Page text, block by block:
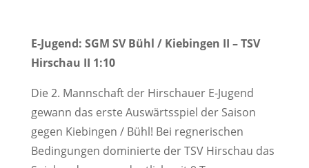
E-Jugend: SGM SV Bühl / Kiebingen II – TSV
Hirschau II 1:10
Die 2. Mannschaft der Hirschauer E-Jugend
gewann das erste Auswärtsspiel der Saison
gegen Kiebingen / Bühl! Bei regnerischen
Bedingungen dominierte der TSV Hirschau das